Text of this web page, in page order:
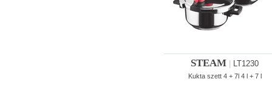
STEAM LT1230
Kukta szett 4 + 7l 4 l + 7 l